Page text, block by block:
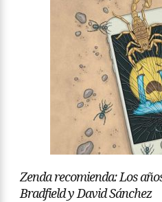
Zenda recomienda: Los
Bradfield y David Sánchez